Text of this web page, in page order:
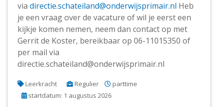
via directie.schateiland@onderwijsprimair.nl Heb
je een vraag over de vacature of wil je eerst een
kijkje komen nemen, neem dan contact op met
Gerrit de Koster, bereikbaar op 06-11015350 of
per mail via
directie.schateiland@onderwijsprimair.nl
Leerkracht Regulier
parttime
startdatum: 1 augustus 2026